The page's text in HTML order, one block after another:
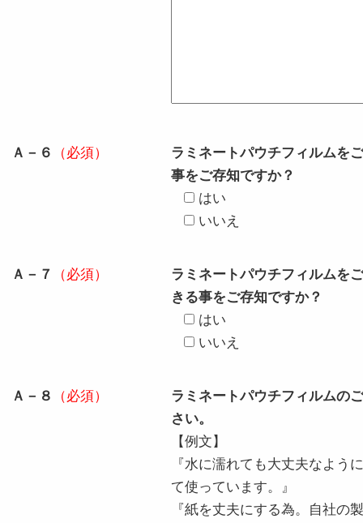
Ａ－６ （必須）
ラミネートパウチフィルムを
事をご存知ですか？
はい
いいえ
Ａ－７ （必須）
ラミネートパウチフィルムを
きる事をご存知ですか？
はい
いいえ
Ａ－８ （必須）
ラミネートパウチフィルムの
さい。
【例文】
『水に濡れても大丈夫なよう
て使っています。』
『紙を丈夫にする為。自社の